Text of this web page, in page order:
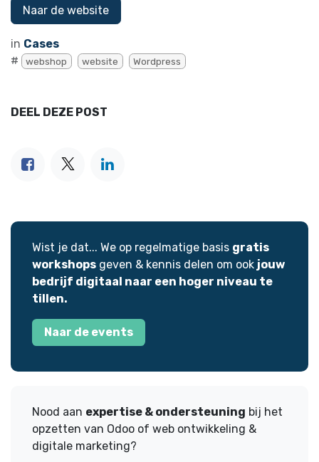
Naar de website
in Cases
#
webshop website Wordpress
DEEL DEZE POST
Wist je dat... We op regelmatige basis gratis
workshops geven & kennis delen om ook jouw
bedrijf digitaal naar een hoger niveau te
tillen.
Naar de events
Nood aan expertise & ondersteuning bij het
opzetten van Odoo of web ontwikkeling &
digitale marketing?